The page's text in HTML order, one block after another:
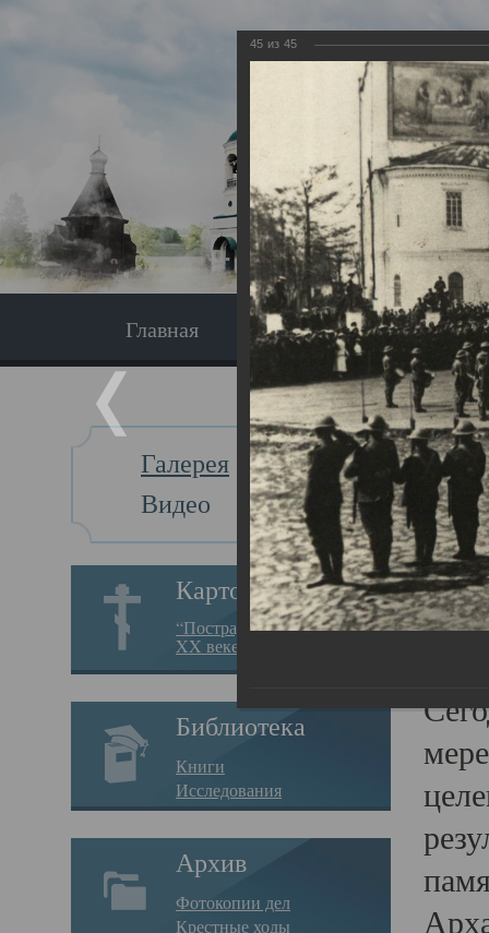
Главная Экскурсия
Галерея
Видео
Картотека
“Пострадавшие за веру в
XX веке на Севере”
Библиотека
Книги
Исследования
Архив
Фотокопии дел
Крестные ходы
Главная
45 из 45